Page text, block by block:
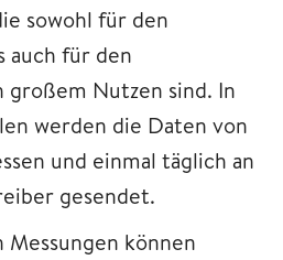
sowohl für den
auch für den
Nutzen sind. In
werden die Daten von
und einmal täglich an
gesendet.
Messungen können